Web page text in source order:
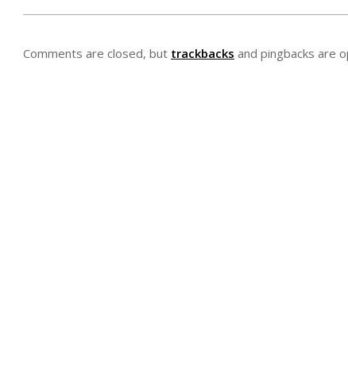
Comments are closed, but trackbacks and pingbacks are